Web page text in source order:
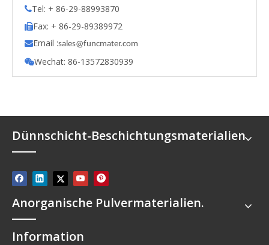
Tel: + 86-29-88993870
Fax: + 86-29-89389972
Email :sales@funcmater.com
Wechat: 86-13572830939
Dünnschicht-Beschichtungsmaterialien
Anorganische Pulvermaterialien.
Information